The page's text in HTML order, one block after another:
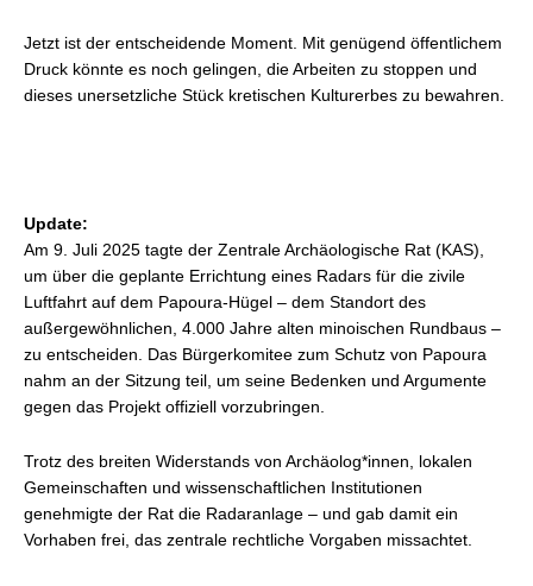
Jetzt ist der entscheidende Moment. Mit genügend öffentlichem
Druck könnte es noch gelingen, die Arbeiten zu stoppen und
dieses unersetzliche Stück kretischen Kulturerbes zu bewahren.
Update:
Am 9. Juli 2025 tagte der Zentrale Archäologische Rat (KAS),
um über die geplante Errichtung eines Radars für die zivile
Luftfahrt auf dem Papoura-Hügel – dem Standort des
außergewöhnlichen, 4.000 Jahre alten minoischen Rundbaus –
zu entscheiden. Das Bürgerkomitee zum Schutz von Papoura
nahm an der Sitzung teil, um seine Bedenken und Argumente
gegen das Projekt offiziell vorzubringen.
Trotz des breiten Widerstands von Archäolog*innen, lokalen
Gemeinschaften und wissenschaftlichen Institutionen
genehmigte der Rat die Radaranlage – und gab damit ein
Vorhaben frei, das zentrale rechtliche Vorgaben missachtet.